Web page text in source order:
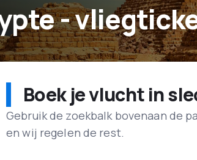
-
Boek je vlucht in
Gebruik de zoekbalk bovenaan de
en wij regelen de rest.